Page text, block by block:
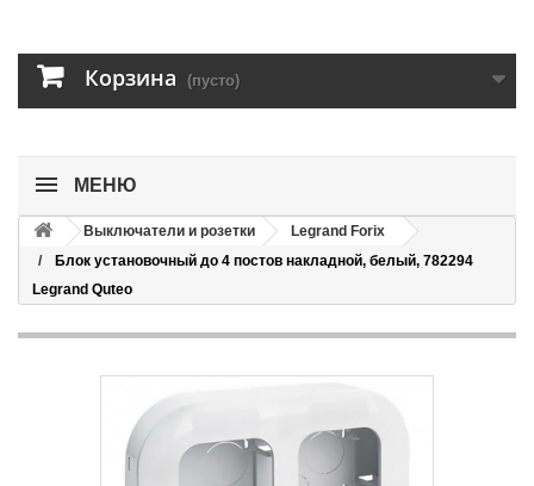
Корзина (пусто)
МЕНЮ
Выключатели и розетки
Legrand Forix
Блок установочный до 4 постов накладной, белый, 782294
Legrand Quteo